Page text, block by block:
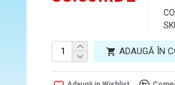
l2
1 "
ADAUGĂ ÎN